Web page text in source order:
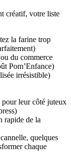
créatif, votre liste
la farine trop
du commerce
Pom’Enfance)
irrésistible)
leur côté juteux
rapide de la
quelques
chaque